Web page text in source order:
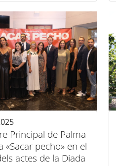
Principal de Palma
«Sacar pecho» en el
actes de la Diada